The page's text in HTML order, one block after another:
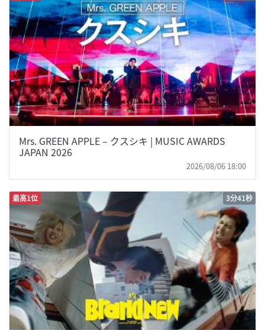
Mrs. GREEN APPLE – クスシキ | MUSIC AWARDS
JAPAN 2026
2026/08/06 18:00
最高1位 3分41秒